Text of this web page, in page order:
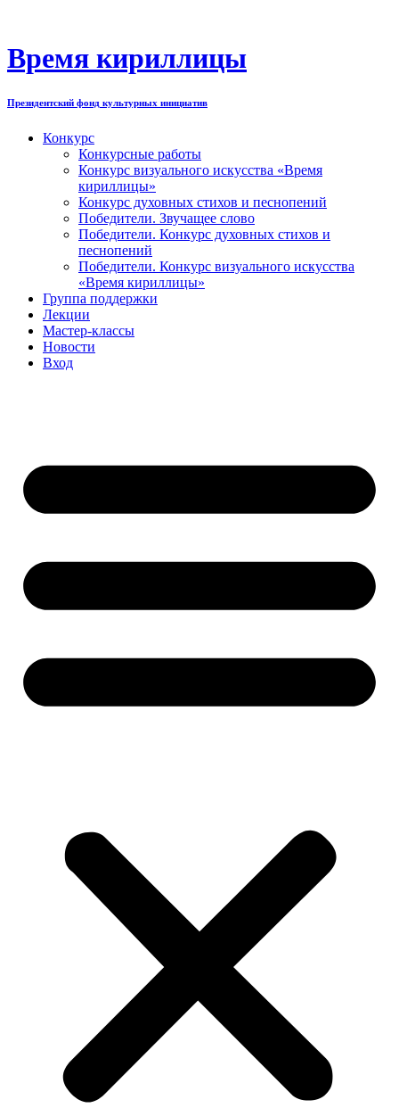
содержимому
Время кириллицы
Президентский фонд культурных инициатив
Конкурс
Конкурсные работы
Конкурс визуального искусства «Время
кириллицы»
Конкурс духовных стихов и песнопений
Победители. Звучащее слово
Победители. Конкурс духовных стихов и
песнопений
Победители. Конкурс визуального искусства
«Время кириллицы»
Группа поддержки
Лекции
Мастер-классы
Новости
Вход